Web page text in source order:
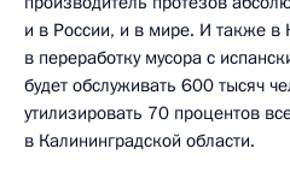
и в России, и в мире. И также в
в переработку мусора с
будет обслуживать 600 тысяч
утилизировать 70 процентов
в Калининградской области.